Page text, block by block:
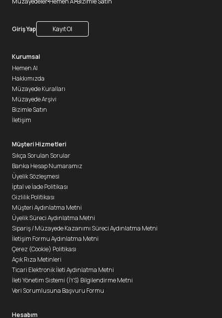
Giriş Yap Kayıt Ol
Kurumsal
Hemen Al
Hakkımızda
Müzayede Kuralları
Müzayede Arşivi
Bizimle Satın
İletişim
Müşteri Hizmetleri
Sıkça Sorulan Sorular
Banka Hesap Numaramız
Üyelik Sözleşmesi
İptal ve İade Politikası
Gizlilik Politikası
Müşteri Aydınlatma Metni
Üyelik Süreci Aydınlatma Metni
Sipariş / Müzayede Kazanımı Süreci Aydınlatma Metni
İletişim Formu Aydınlatma Metni
Çerez (Cookie) Politikası
Açık Rıza Metinleri
Ticari Elektronik İleti Aydınlatma Metni
İleti Yönetim Sistemi (İYS) Bilgilendirme Metni
Veri Sorumlusuna Başvuru Formu
Hesabım